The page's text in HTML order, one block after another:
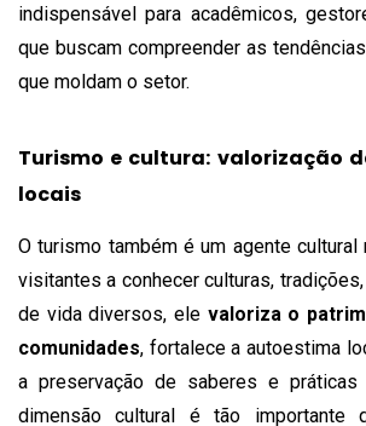
indispensável para acadêmicos,
que buscam compreender as
que moldam o setor.
Turismo e cultura: valorização
locais
O turismo também é um agente cultural
visitantes a conhecer culturas,
de vida diversos, ele valoriza o
comunidades, fortalece a autoestima
a preservação de saberes e práticas
dimensão cultural é tão importante